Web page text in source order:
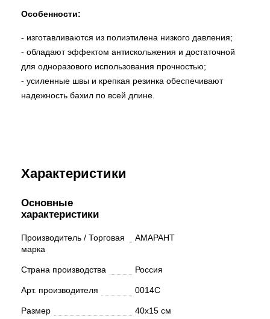
Особенности:
- изготавливаются из полиэтилена низкого давления;
- обладают эффектом антискольжения и достаточной
для одноразового использования прочностью;
- усиленные швы и крепкая резинка обеспечивают
надежность бахил по всей длине.
Характеристики
Основные
характеристики
Производитель / Торговая
марка
АМАРАНТ
Страна производства Россия
Арт. производителя 0014С
Размер 40х15 см